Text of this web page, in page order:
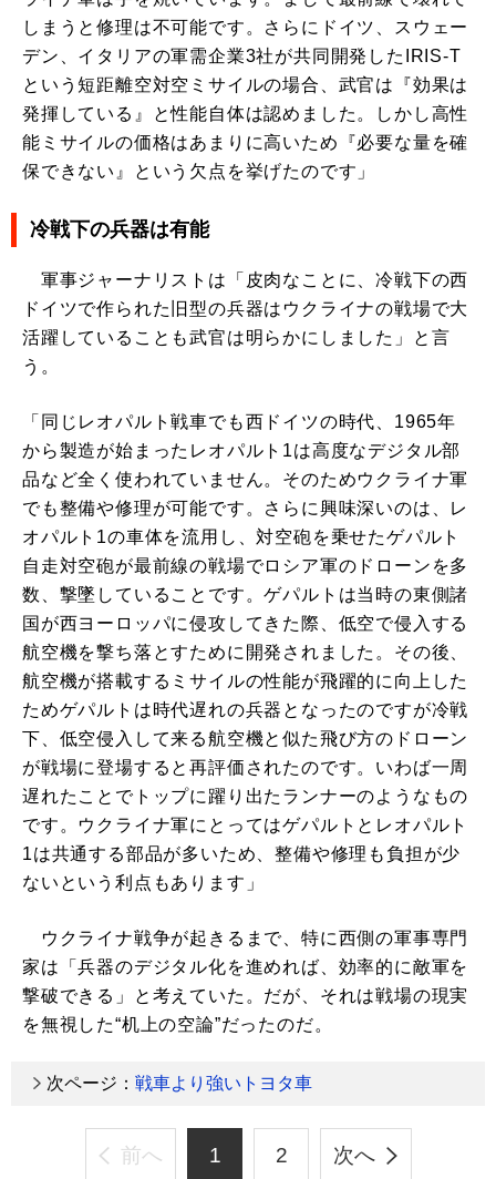
しまうと修理は不可能です。さらにドイツ、スウェー
デン、イタリアの軍需企業3社が共同開発したIRIS-T
という短距離空対空ミサイルの場合、武官は『効果は
発揮している』と性能自体は認めました。しかし高性
能ミサイルの価格はあまりに高いため『必要な量を確
保できない』という欠点を挙げたのです」
冷戦下の兵器は有能
軍事ジャーナリストは「皮肉なことに、冷戦下の西
ドイツで作られた旧型の兵器はウクライナの戦場で大
活躍していることも武官は明らかにしました」と言
う。
「同じレオパルト戦車でも西ドイツの時代、1965年
から製造が始まったレオパルト1は高度なデジタル部
品など全く使われていません。そのためウクライナ軍
でも整備や修理が可能です。さらに興味深いのは、レ
オパルト1の車体を流用し、対空砲を乗せたゲパルト
自走対空砲が最前線の戦場でロシア軍のドローンを多
数、撃墜していることです。ゲパルトは当時の東側諸
国が西ヨーロッパに侵攻してきた際、低空で侵入する
航空機を撃ち落とすために開発されました。その後、
航空機が搭載するミサイルの性能が飛躍的に向上した
ためゲパルトは時代遅れの兵器となったのですが冷戦
下、低空侵入して来る航空機と似た飛び方のドローン
が戦場に登場すると再評価されたのです。いわば一周
遅れたことでトップに躍り出たランナーのようなもの
です。ウクライナ軍にとってはゲパルトとレオパルト
1は共通する部品が多いため、整備や修理も負担が少
ないという利点もあります」
ウクライナ戦争が起きるまで、特に西側の軍事専門
家は「兵器のデジタル化を進めれば、効率的に敵軍を
撃破できる」と考えていた。だが、それは戦場の現実
を無視した“机上の空論”だったのだ。
次ページ： 戦車より強いトヨタ車
前へ 1 2 次へ